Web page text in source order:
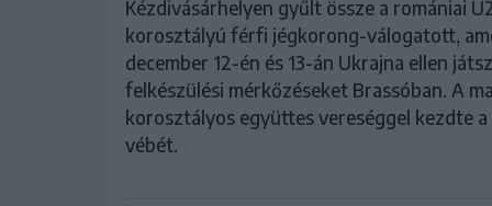
Kézdivásárhelyen gyűlt össze a romániai
korosztályú férfi jégkorong-válogatott,
december 12-én és 13-án Ukrajna ellen
felkészülési mérkőzéseket Brassóban. A
korosztályos együttes vereséggel kezdte a
vébét.